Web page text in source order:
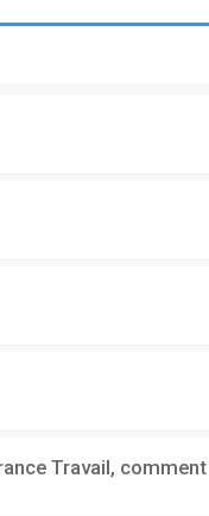
Travail,